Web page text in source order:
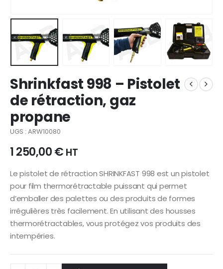
Shrinkfast 998 – Pistolet
de rétraction, gaz
propane
UGS : ARW10080
1 250,00€ HT
Le pistolet de rétraction SHRINKFAST 998 est un pistolet
pour film thermorétractable puissant qui permet
d’emballer des palettes ou des produits de formes
irrégulières très facilement. En utilisant des housses
thermorétractables, vous protégez vos produits des
intempéries.